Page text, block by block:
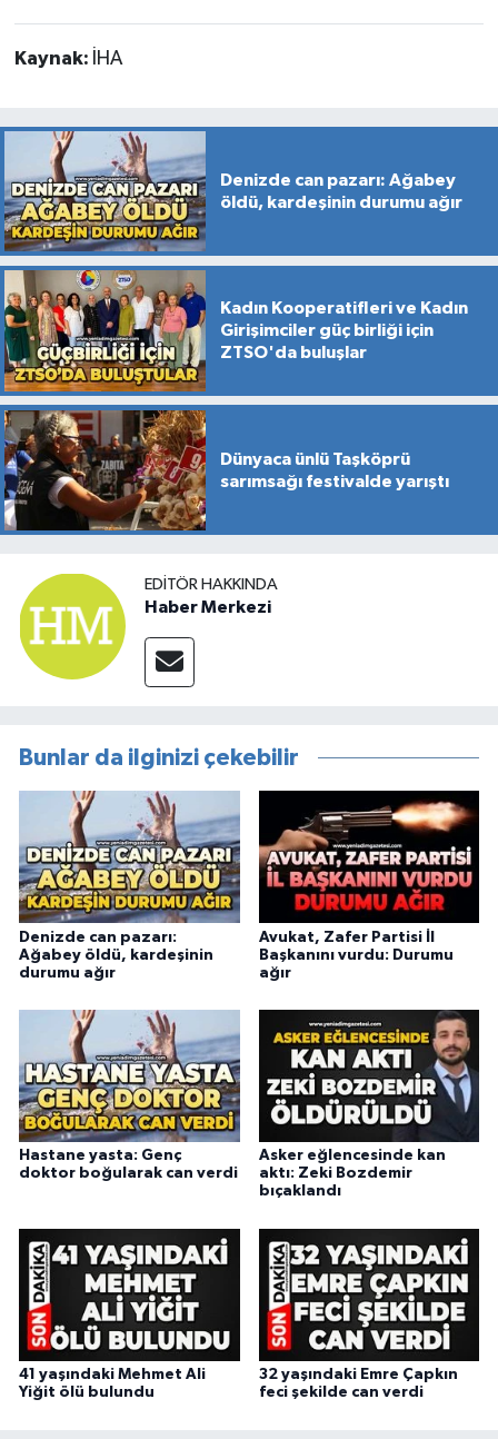
Kaynak: İHA
Denizde can pazarı: Ağabey
öldü, kardeşinin durumu ağır
Kadın Kooperatifleri ve Kadın
Girişimciler güç birliği için
ZTSO'da buluşlar
Dünyaca ünlü Taşköprü
sarımsağı festivalde yarıştı
EDITÖR HAKKINDA
Haber Merkezi
Bunlar da ilginizi çekebilir
Denizde can pazarı:
Ağabey öldü, kardeşinin
durumu ağır
Avukat, Zafer Partisi İl
Başkanını vurdu: Durumu
ağır
Hastane yasta: Genç
doktor boğularak can verdi
Asker eğlencesinde kan
aktı: Zeki Bozdemir
bıçaklandı
41 yaşındaki Mehmet Ali
Yiğit ölü bulundu
32 yaşındaki Emre Çapkın
feci şekilde can verdi